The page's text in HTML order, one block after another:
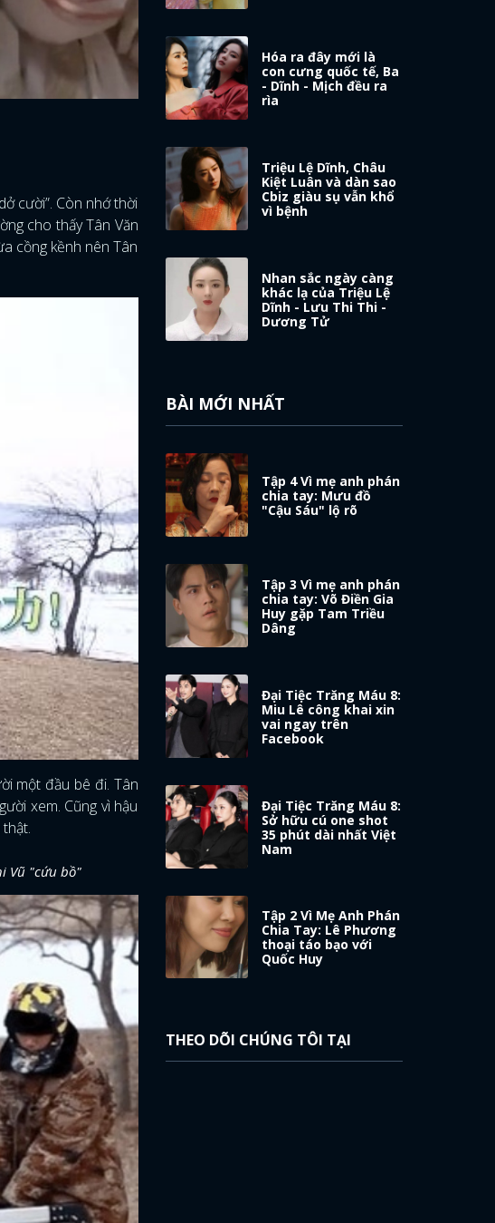
cười”. Còn nhớ thời
cho thấy Tân Văn
cồng kềnh nên Tân
một đầu bê đi. Tân
xem. Cũng vì hậu
Vũ "cứu bồ"
Hóa ra đây mới là
con cưng quốc tế, Ba
- Dĩnh - Mịch đều ra
rìa
Triệu Lệ Dĩnh, Châu
Kiệt Luân và dàn sao
Cbiz giàu sụ vẫn khổ
vì bệnh
Nhan sắc ngày càng
khác lạ của Triệu Lệ
Dĩnh - Lưu Thi Thi -
Dương Tử
BÀI MỚI NHẤT
Tập 4 Vì mẹ anh phán
chia tay: Mưu đồ
"Cậu Sáu" lộ rõ
Tập 3 Vì mẹ anh phán
chia tay: Võ Điền Gia
Huy gặp Tam Triều
Dâng
Đại Tiệc Trăng Máu 8:
Miu Lê công khai xin
vai ngay trên
Facebook
Đại Tiệc Trăng Máu 8:
Sở hữu cú one shot
35 phút dài nhất Việt
Nam
Tập 2 Vì Mẹ Anh Phán
Chia Tay: Lê Phương
thoại táo bạo với
Quốc Huy
THEO DÕI CHÚNG TÔI TẠI